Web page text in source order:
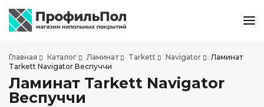
АКЦИИ И СКИДКИ
О КОМПАНИИ
НАШИ МАГАЗИНЫ
Главная Каталог Ламинат Tarkett Navigator
Ламинат
Tarkett Navigator Веспуччи
Ламинат Tarkett Navigator
Веспуччи